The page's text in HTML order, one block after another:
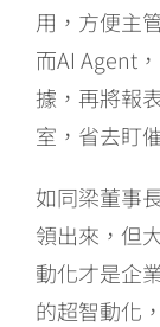
用，方便主
而AI Agent
據，再將報
室，省去盯
如同梁董事
領出來，但
動化才是企
的超智動化